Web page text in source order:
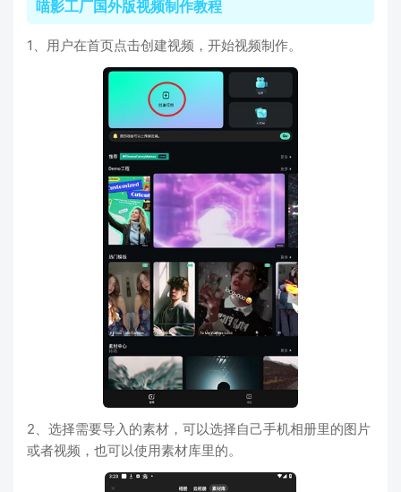
喵影工厂国外版视频制作教程
1、用户在首页点击创建视频，开始视频制作。
2、选择需要导入的素材，可以选择自己手机相册里的图片
或者视频，也可以使用素材库里的。